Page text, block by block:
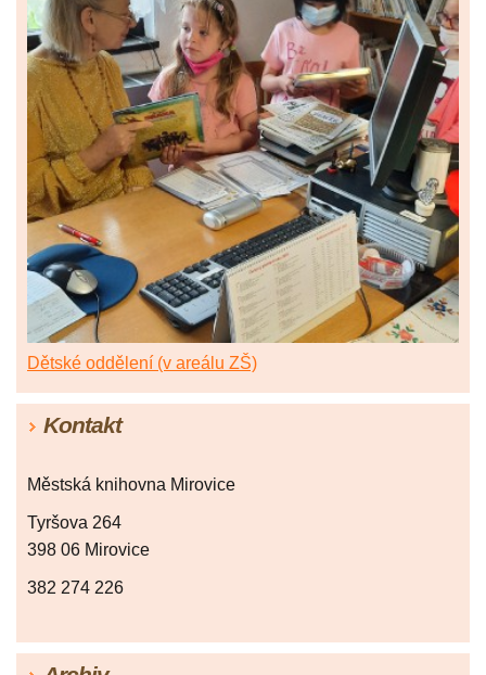
Dětské oddělení (v areálu ZŠ)
Kontakt
Městská knihovna Mirovice
Tyršova 264
398 06 Mirovice
382 274 226